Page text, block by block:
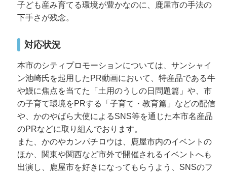
子ども産み育てる環境が豊かなのに、鹿屋市の手法の
下手さが残念。
対応状況
本市のシティプロモーションについては、サンシャイ
ン池崎氏を起用したPR動画において、特産品である牛
や鰻に焦点を当てた「土用のうしの日問題篇」や、市
の子育て環境をPRする「子育て・教育篇」などの配信
や、かのやばら大使によるSNS等を通じた本市名産品
のPRなどに取り組んでおります。
また、かのやカンパチロウは、鹿屋市内のイベントの
ほか、関東や関西など市外で開催されるイベントへも
出演し、鹿屋市を好きになってもらうよう、SNSのフ